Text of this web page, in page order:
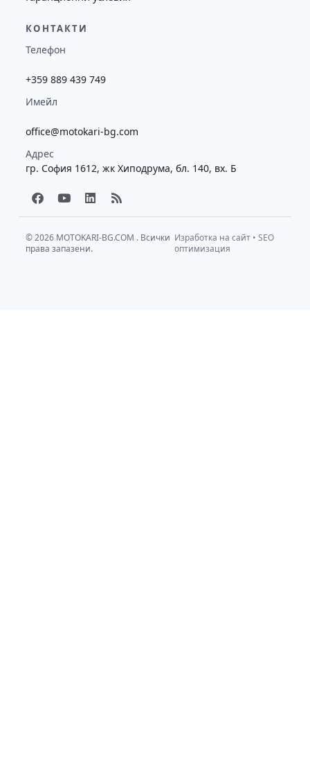
КОНТАКТИ
Телефон
+359 889 439 749
Имейл
office@motokari-bg.com
Адрес
гр. София 1612, жк Хиподрума, бл. 140, вх. Б
F
a
c
b
o
Y
o
u
u
b
L
i
n
e
d
R
s
s
© 2026 MOTOKARI-BG.COM . Всички
права запазени.
Изработка на сайт •SEO
оптимизация